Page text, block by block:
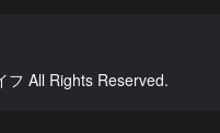
All Rights Reserved.